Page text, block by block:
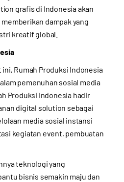
grafis di Indonesia akan
dampak yang
kreatif global.
Rumah Produksi Indonesia
pemenuhan sosial media
Produksi Indonesia hadir
digital solution sebagai
media sosial instansi
kegiatan event, pembuatan
teknologi yang
bisnis semakin maju dan